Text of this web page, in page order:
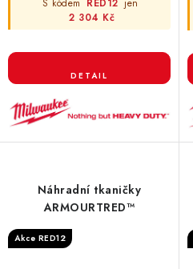
S kódem RED12 jen
2 304 Kč
Náhradní tkaničky
ARMOURTRED™
Akce RED12